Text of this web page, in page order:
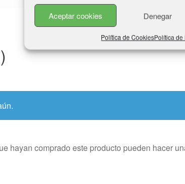
Aceptar cookies Denegar
Política de CookiesPolítica de
hayan comprado este producto pueden hacer